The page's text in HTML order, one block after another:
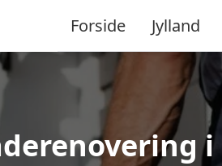
Forside Jylland
i